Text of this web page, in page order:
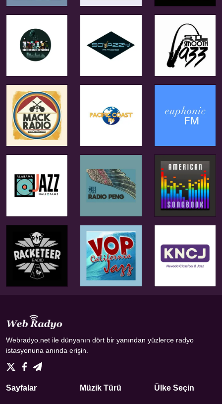
Webradyo.net ile dünyanın dört bir yanından yüzlerce radyo
istasyonuna anında erişin.
Sayfalar Müzik Türü Ülke Seçin